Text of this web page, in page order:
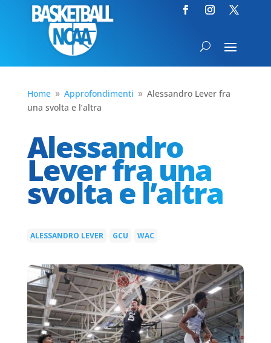
Home 9 Approfondimenti 9 Alessandro Lever fra
una svolta e l’altra
Alessandro
Lever fra una
svolta e l’altra
ALESSANDRO LEVER GCU WAC